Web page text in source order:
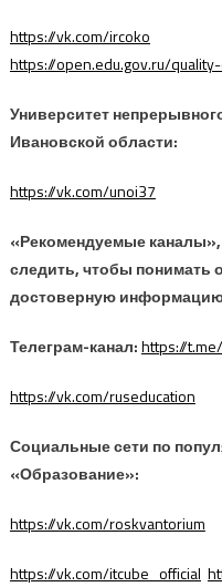
https://vk.com/ircoko
https://open.edu.gov.ru/
Университет
Ивановской области:
https://vk.com/unoi37
«Рекомендуемые
следить, чтобы понимать
достоверную
Телеграм-канал:https://
https://vk.com/ruseducation
Социальные сети по
«Образование»:
https://vk.com/roskvantorium
https://vk.com/itcube_official